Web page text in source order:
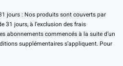
jours : Nos produits sont couverts par
31 jours, à l’exclusion des frais
abonnements commencés à la suite d’un
supplémentaires s’appliquent. Pour